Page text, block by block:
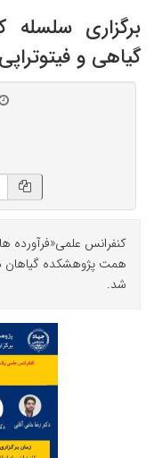
برگزاری سلسله
گیاهی و
کنفرانس علمی«فرآورده
همت پژوهشکده گیاهان
شد.